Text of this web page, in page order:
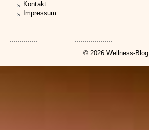
Kontakt
Impressum
© 2026 Wellness-Blog